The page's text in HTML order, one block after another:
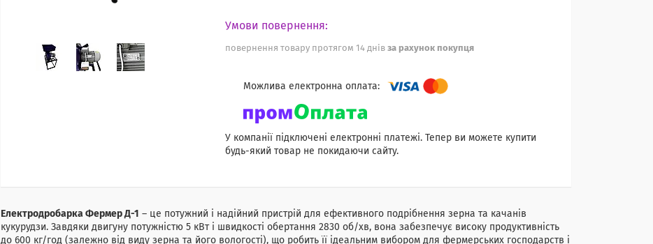
повернення товару протягом 14 днів за рахунок покупця
У компанії підключені електронні платежі. Тепер ви можете купити
будь-який товар не покидаючи сайту.
Електродробарка Фермер Д-1 – це потужний і надійний пристрій для ефективного подрібнення зерна та качанів
кукурудзи. Завдяки двигуну потужністю 5 кВт і швидкості обертання 2830 об/хв, вона забезпечує високу продуктивність
до 600 кг/год (залежно від виду зерна та його вологості), що робить її ідеальним вибором для фермерських господарств і